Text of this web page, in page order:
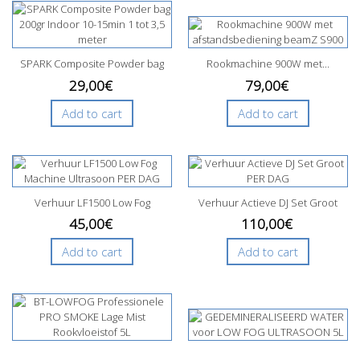
SPARK Composite Powder bag
200gr...
29,00€
Add to cart
Rookmachine 900W met...
79,00€
Add to cart
Verhuur LF1500 Low Fog
Machine...
45,00€
Add to cart
Verhuur Actieve DJ Set Groot
PER...
110,00€
Add to cart